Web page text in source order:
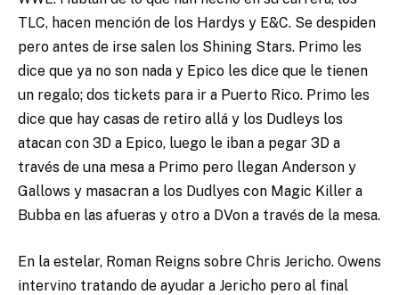
TLC, hacen mención de los Hardys y E&C. Se despiden
pero antes de irse salen los Shining Stars. Primo les
dice que ya no son nada y Epico les dice que le tienen
un regalo; dos tickets para ir a Puerto Rico. Primo les
dice que hay casas de retiro allá y los Dudleys los
atacan con 3D a Epico, luego le iban a pegar 3D a
través de una mesa a Primo pero llegan Anderson y
Gallows y masacran a los Dudlyes con Magic Killer a
Bubba en las afueras y otro a DVon a través de la mesa.
En la estelar, Roman Reigns sobre Chris Jericho. Owens
intervino tratando de ayudar a Jericho pero al final